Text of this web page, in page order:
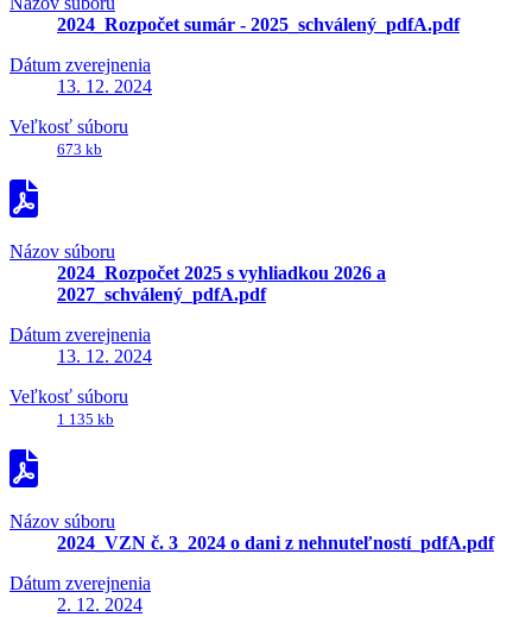
2024_Rozpočet sumár - 2025_schválený_pdfA.pdf
Dátum zverejnenia
13. 12. 2024
Veľkosť súboru
673 kb
Názov súboru
2024_Rozpočet 2025 s vyhliadkou 2026 a
2027_schválený_pdfA.pdf
Dátum zverejnenia
13. 12. 2024
Veľkosť súboru
1 135 kb
Názov súboru
2024_VZN č. 3_2024 o dani z nehnuteľností_pdfA.pdf
Dátum zverejnenia
2. 12. 2024